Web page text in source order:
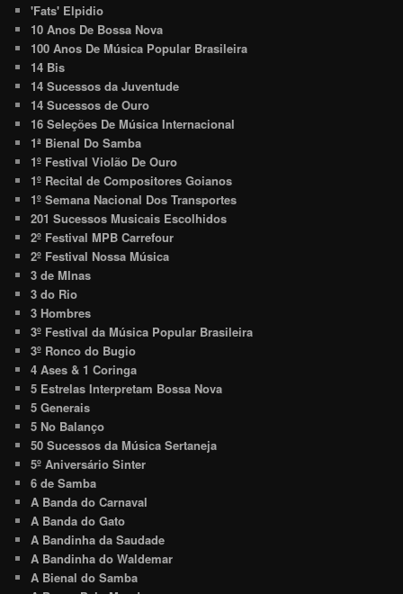
'Fats' Elpidio
10 Anos De Bossa Nova
100 Anos De Música Popular Brasileira
14 Bis
14 Sucessos da Juventude
14 Sucessos de Ouro
16 Seleções De Música Internacional
1ª Bienal Do Samba
1º Festival Violão De Ouro
1º Recital de Compositores Goianos
1º Semana Nacional Dos Transportes
201 Sucessos Musicais Escolhidos
2º Festival MPB Carrefour
2º Festival Nossa Música
3 de MInas
3 do Rio
3 Hombres
3º Festival da Música Popular Brasileira
3º Ronco do Bugio
4 Ases & 1 Coringa
5 Estrelas Interpretam Bossa Nova
5 Generais
5 No Balanço
50 Sucessos da Música Sertaneja
5º Aniversário Sinter
6 de Samba
A Banda do Carnaval
A Banda do Gato
A Bandinha da Saudade
A Bandinha do Waldemar
A Bienal do Samba